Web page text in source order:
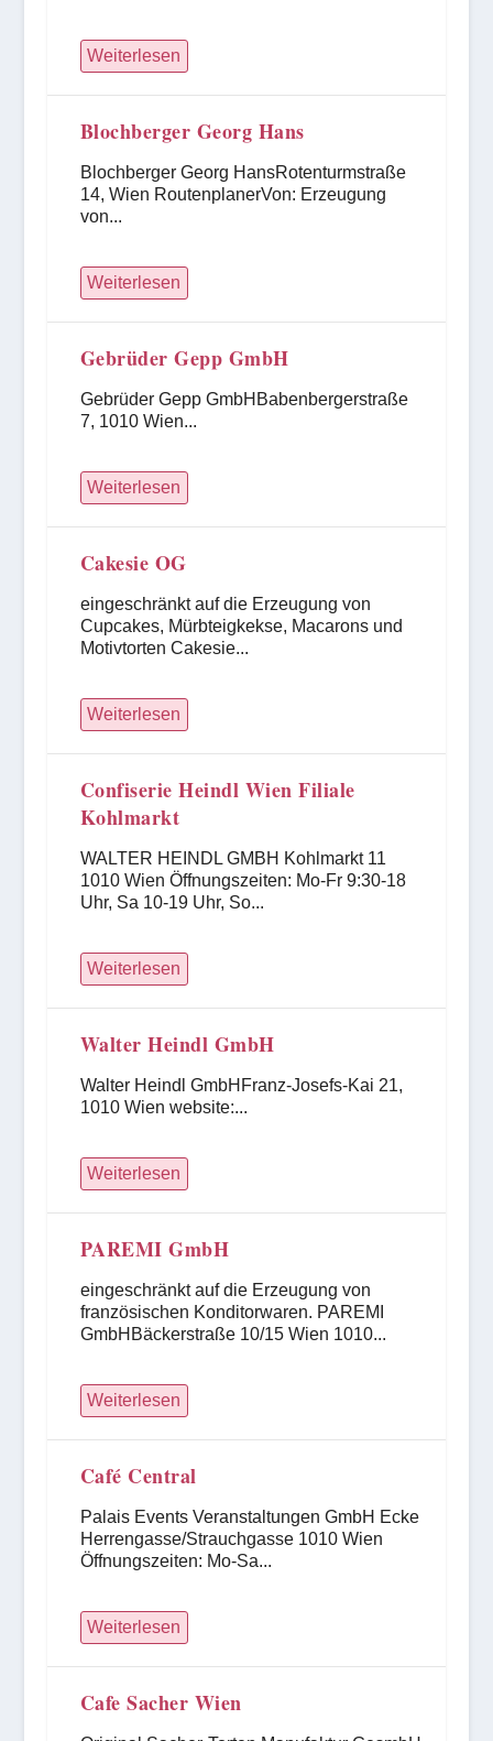
Weiterlesen
Blochberger Georg Hans
Blochberger Georg HansRotenturmstraße
14, Wien RoutenplanerVon: Erzeugung
von...
Weiterlesen
Gebrüder Gepp GmbH
Gebrüder Gepp GmbHBabenbergerstraße
7, 1010 Wien...
Weiterlesen
Cakesie OG
eingeschränkt auf die Erzeugung von
Cupcakes, Mürbteigkekse, Macarons und
Motivtorten Cakesie...
Weiterlesen
Confiserie Heindl Wien Filiale
Kohlmarkt
WALTER HEINDL GMBH Kohlmarkt 11
1010 Wien Öffnungszeiten: Mo-Fr 9:30-18
Uhr, Sa 10-19 Uhr, So...
Weiterlesen
Walter Heindl GmbH
Walter Heindl GmbHFranz-Josefs-Kai 21,
1010 Wien website:...
Weiterlesen
PAREMI GmbH
eingeschränkt auf die Erzeugung von
französischen Konditorwaren. PAREMI
GmbHBäckerstraße 10/15 Wien 1010...
Weiterlesen
Café Central
Palais Events Veranstaltungen GmbH Ecke
Herrengasse/Strauchgasse 1010 Wien
Öffnungszeiten: Mo-Sa...
Weiterlesen
Cafe Sacher Wien